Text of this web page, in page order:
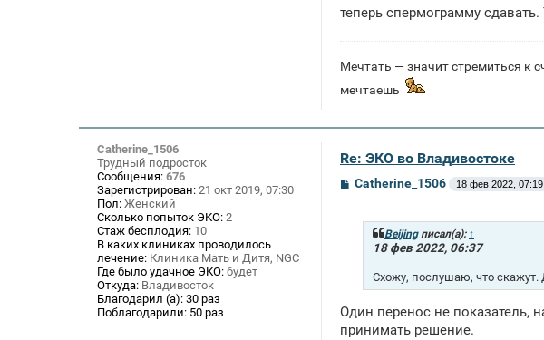
теперь спермограмму
Мечтать — значит стремиться к
мечтаешь
Catherine_1506
Трудный подросток
Сообщения: 676
Зарегистрирован: 21 окт 2019, 07:30
Пол: Женский
Сколько попыток ЭКО: 2
Стаж бесплодия: 10
В каких клиниках проводилось
лечение: Клиника Мать и Дитя, NGC
Где было удачное ЭКО: будет
Откуда: Владивосток
Благодарил (а): 30 раз
Поблагодарили: 50 раз
Re: ЭКО во Владивостоке
СCatherine_1506 18 фев 2022, 07:19
Beijingписал(а): ↑
18 фев 2022, 06:37
Схожу, послушаю, что скажут.
Один перенос не показатель,
принимать решение.